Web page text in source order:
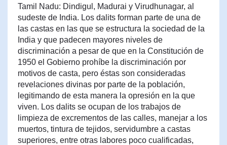
Tamil Nadu: Dindigul, Madurai y Virudhunagar, al
sudeste de India. Los dalits forman parte de una de
las castas en las que se estructura la sociedad de la
India y que padecen mayores niveles de
discriminación a pesar de que en la Constitución de
1950 el Gobierno prohíbe la discriminación por
motivos de casta, pero éstas son consideradas
revelaciones divinas por parte de la población,
legitimando de esta manera la opresión en la que
viven. Los dalits se ocupan de los trabajos de
limpieza de excrementos de las calles, manejar a los
muertos, tintura de tejidos, servidumbre a castas
superiores, entre otras labores poco cualificadas,